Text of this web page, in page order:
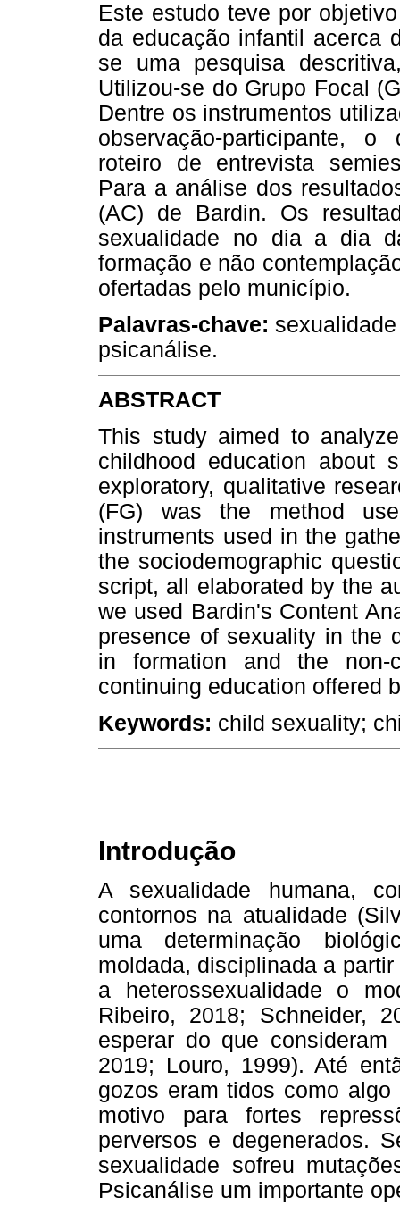
Este estudo teve por
da educação infantil acerca
se uma pesquisa
Utilizou-se do Grupo Focal
Dentre os instrumentos
observação-participante,
roteiro de entrevista
Para a análise dos
(AC) de Bardin. Os
sexualidade no dia a dia
formação e não
ofertadas pelo município.
Palavras-chave:
psicanálise.
ABSTRACT
This study aimed to
childhood education about
exploratory, qualitative
(FG) was the method
instruments used in the
the sociodemographic
script, all elaborated by the
we used Bardin's Content
presence of sexuality in the
in formation and the
continuing education offered
Keywords: child sexuality;
Introdução
A sexualidade humana,
contornos na atualidade
uma determinação
moldada, disciplinada a
a heterossexualidade o
Ribeiro, 2018; Schneider,
esperar do que
2019; Louro, 1999). Até
gozos eram tidos como
motivo para fortes
perversos e degenerados.
sexualidade sofreu
Psicanálise um importante